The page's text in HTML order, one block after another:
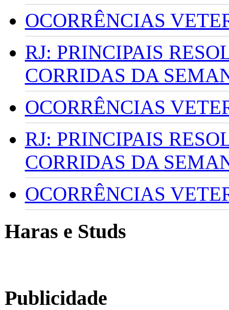
OCORRÊNCIAS
RJ: PRINCIPAIS
CORRIDAS DA
OCORRÊNCIAS
RJ: PRINCIPAIS
CORRIDAS DA
OCORRÊNCIAS
Haras e Studs
Publicidade